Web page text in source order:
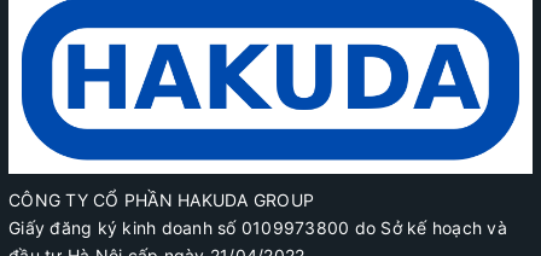
CÔNG TY CỔ PHẦN HAKUDA GROUP
Giấy đăng ký kinh doanh số 0109973800 do Sở kế hoạch và